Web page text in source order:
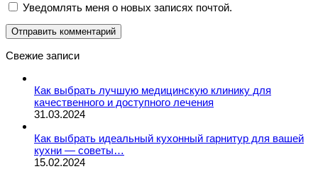
Уведомлять меня о новых записях почтой.
Свежие записи
Как выбрать лучшую медицинскую клинику для
качественного и доступного лечения
31.03.2024
Как выбрать идеальный кухонный гарнитур для вашей
кухни — советы…
15.02.2024